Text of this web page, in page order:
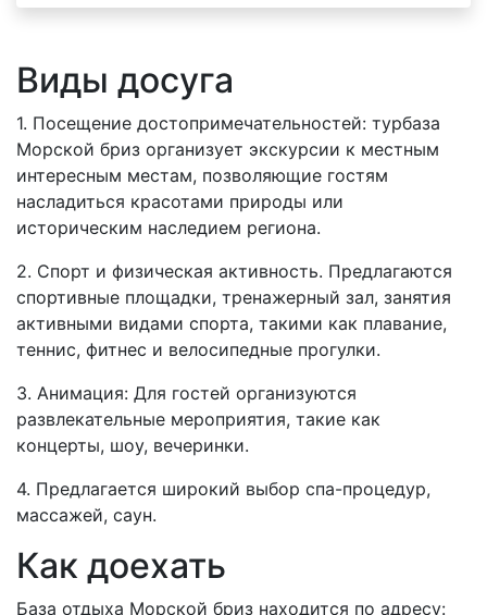
Виды досуга
1. Посещение достопримечательностей: турбаза
Морской бриз организует экскурсии к местным
интересным местам, позволяющие гостям
насладиться красотами природы или
историческим наследием региона.
2. Спорт и физическая активность. Предлагаются
спортивные площадки, тренажерный зал, занятия
активными видами спорта, такими как плавание,
теннис, фитнес и велосипедные прогулки.
3. Анимация: Для гостей организуются
развлекательные мероприятия, такие как
концерты, шоу, вечеринки.
4. Предлагается широкий выбор спа-процедур,
массажей, саун.
Как доехать
База отдыха Морской бриз находится по адресу: